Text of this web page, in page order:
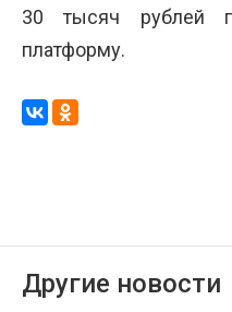
30 тысяч рублей
платформу.
Другие новости